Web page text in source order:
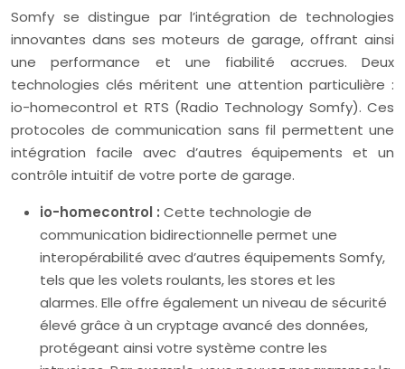
Somfy se distingue par l’intégration de technologies
innovantes dans ses moteurs de garage, offrant ainsi
une performance et une fiabilité accrues. Deux
technologies clés méritent une attention particulière :
io-homecontrol et RTS (Radio Technology Somfy). Ces
protocoles de communication sans fil permettent une
intégration facile avec d’autres équipements et un
contrôle intuitif de votre porte de garage.
io-homecontrol : Cette technologie de
communication bidirectionnelle permet une
interopérabilité avec d’autres équipements Somfy,
tels que les volets roulants, les stores et les
alarmes. Elle offre également un niveau de sécurité
élevé grâce à un cryptage avancé des données,
protégeant ainsi votre système contre les